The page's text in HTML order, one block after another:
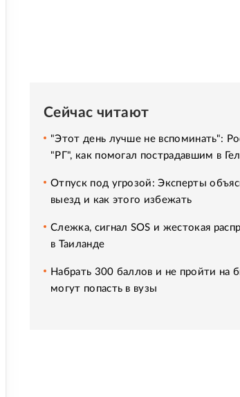
Сейчас читают
"Этот день лучше не вспоминать":
"РГ", как помогал пострадавшим в
Отпуск под угрозой: Эксперты
выезд и как этого избежать
Слежка, сигнал SOS и жестокая
в Таиланде
Набрать 300 баллов и не пройти
могут попасть в вузы